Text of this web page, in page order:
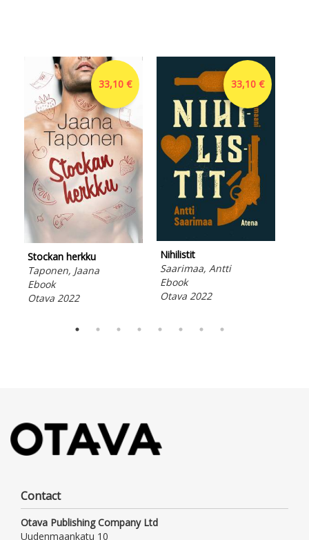
33,10 €
Stockan herkku
Taponen, Jaana
Ebook
Otava 2022
33,10 €
Nihilistit
Saarimaa, Antti
Ebook
Otava 2022
Contact
Otava Publishing Company Ltd
Uudenmaankatu 10